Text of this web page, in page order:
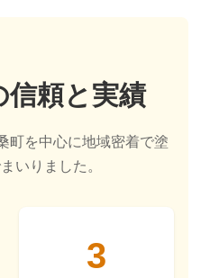
信頼と実績
町を中心に地域密着で塗
いりました。
3